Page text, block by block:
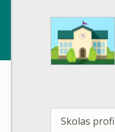
Skolas